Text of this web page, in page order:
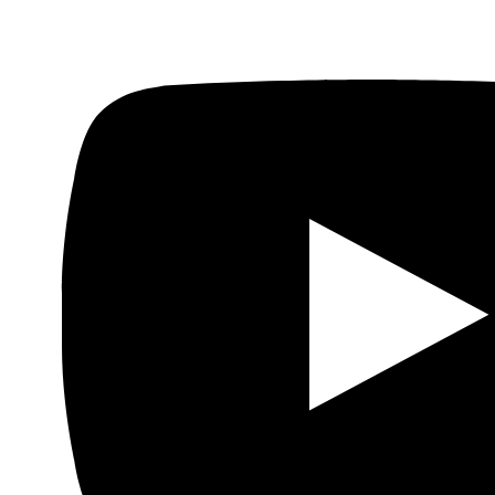
Islamofobia en los Medios: “El 65 % de los artículos de
la prensa española son islamófobos”
concierto del proyecto ‘Love in Syria’